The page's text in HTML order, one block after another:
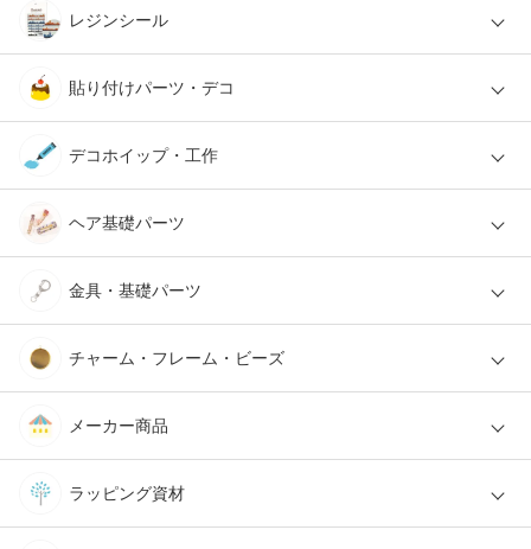
レジンシール
貼り付けパーツ・デコ
デコホイップ・工作
ヘア基礎パーツ
金具・基礎パーツ
チャーム・フレーム・ビーズ
メーカー商品
ラッピング資材